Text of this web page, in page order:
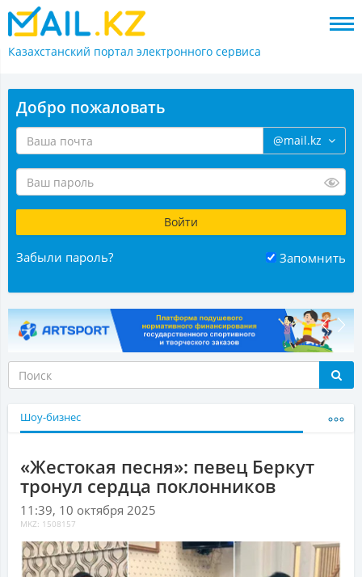
Казахстанский портал электронного сервиса
Добро пожаловать
@mail.kz
Забыли пароль? Запомнить
Шоу-бизнес
«Жестокая песня»: певец Беркут
тронул сердца поклонников
11:39, 10 октября 2025
MKZ: 1508157